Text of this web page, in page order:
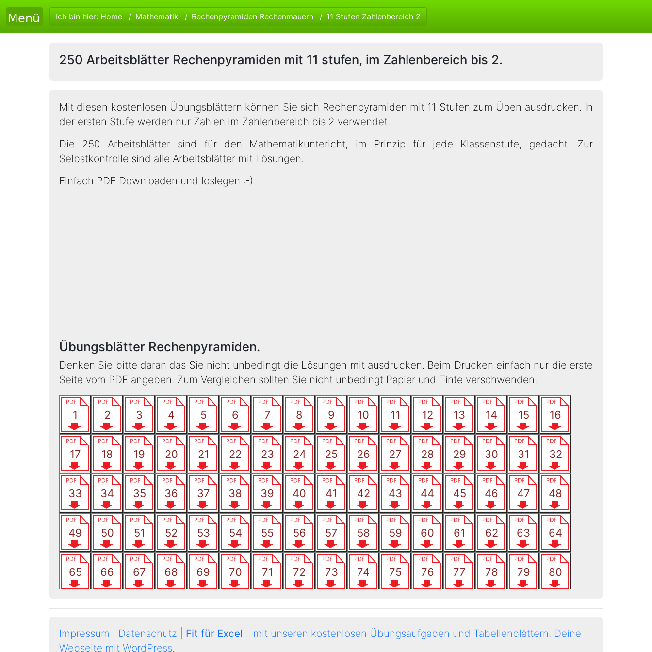
Ich bin hier: Home Mathematik Rechenpyramiden Rechenmauern 11 Stufen Zahlenbereich 2
250 Arbeitsblätter Rechenpyramiden mit 11 stufen, im Zahlenbereich bis 2.
Mit diesen kostenlosen Übungsblättern können Sie sich Rechenpyramiden mit 11 Stufen zum Üben ausdrucken. In
der ersten Stufe werden nur Zahlen im Zahlenbereich bis 2 verwendet.
Die 250 Arbeitsblätter sind für den Mathematikuntericht, im Prinzip für jede Klassenstufe, gedacht. Zur
Selbstkontrolle sind alle Arbeitsblätter mit Lösungen.
Einfach PDF Downloaden und loslegen :-)
Übungsblätter Rechenpyramiden.
Denken Sie bitte daran das Sie nicht unbedingt die Lösungen mit ausdrucken. Beim Drucken einfach nur die erste
Seite vom PDF angeben. Zum Vergleichen sollten Sie nicht unbedingt Papier und Tinte verschwenden.
Impressum Datenschutz Fit für Excel – mit unseren kostenlosen Übungsaufgaben und Tabellenblättern. Deine
Webseite mit WordPress.